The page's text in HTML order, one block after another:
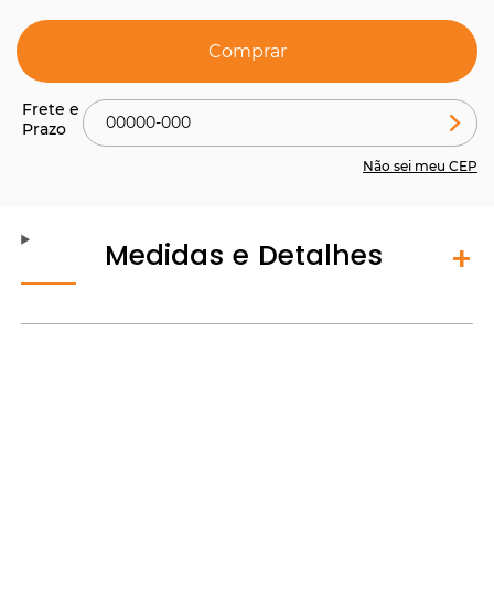
Comprar
Não sei meu CEP
Medidas e Detalhes